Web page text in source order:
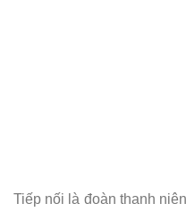
Tiếp nối là đoàn thanh